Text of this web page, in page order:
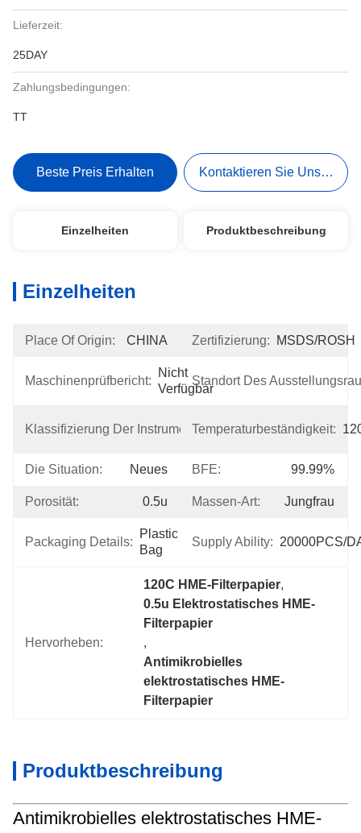
Lieferzeit:
25DAY
Zahlungsbedingungen:
TT
Beste Preis Erhalten Kontaktieren Sie Uns Jetzt
Einzelheiten Produktbeschreibung
Einzelheiten
Place Of Origin: CHINA Zertifizierung: MSDS/ROSH
Maschinenprüfbericht:
Nicht
Verfügbar
Standort Des
Klassifizierung Der Instrumente:
I
Temperaturbeständigkeit:
Die Situation: Neues BFE: 99.99%
Porosität: 0.5u Massen-Art: Jungfrau
Packaging Details:
Plastic
Bag
Supply Ability: 20000PCS/
Hervorheben:
120C HME-Filterpapier,
0.5u Elektrostatisches HME-
Filterpapier
,
Antimikrobielles
elektrostatisches HME-
Filterpapier
Produktbeschreibung
Antimikrobielles elektrostatisches HME-